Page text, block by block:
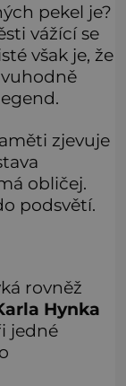
pekel je?
vážící se
však je, že
zjevuje
obličej.
podsvětí.
rovněž
Hynka
jedné